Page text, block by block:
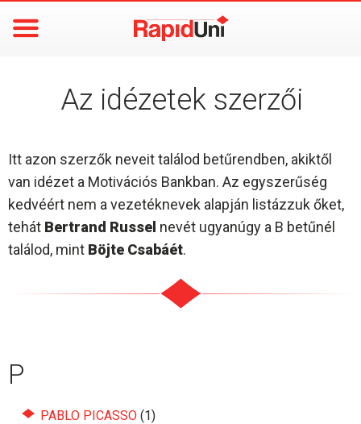
Az idézetek szerzői
Itt azon szerzők neveit találod betűrendben, akiktől
van idézet a Motivációs Bankban. Az egyszerűség
kedvéért nem a vezetéknevek alapján listázzuk őket,
tehát Bertrand Russel nevét ugyanúgy a B betűnél
találod, mint Böjte Csabáét.
P
PABLO PICASSO (1)